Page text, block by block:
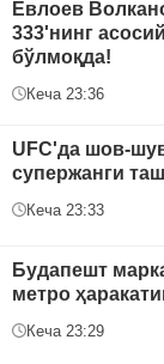
Евлоев
333'нинг
бўлмоқда!
Кеча 23:36
UFC'да шов-
супержанги
Кеча 23:33
Будапешт
метро
Кеча 23:29